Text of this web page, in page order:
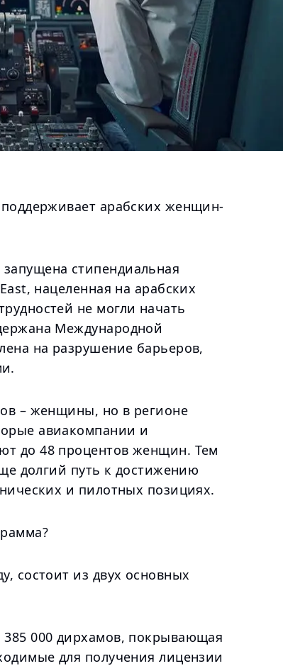
арабских женщин-
стипендиальная
нацеленная на арабских
не могли начать
Международной
на разрушение барьеров,
– женщины, но в регионе
авиакомпании и
до 48 процентов женщин. Тем
долгий путь к достижению
и пилотных позициях.
состоит из двух основных
000 дирхамов, покрывающая
для получения лицензии